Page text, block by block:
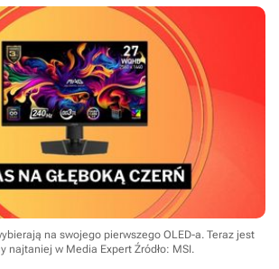
na swojego pierwszego OLED-a. Teraz jest
najtaniej w Media Expert Źródło: MSI.